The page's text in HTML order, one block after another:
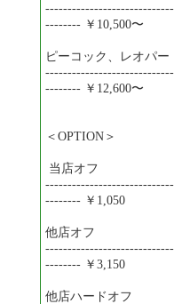
-------- ￥10,500〜
ピーコック、レオパ
-------- ￥12,600〜
＜OPTION＞
当店オフ
-------- ￥1,050
他店オフ
-------- ￥3,150
他店ハードオフ